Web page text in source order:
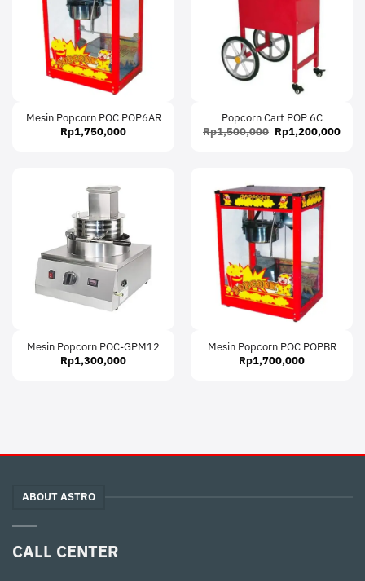
Mesin Popcorn POC POP6AR
Rp1,750,000
Popcorn Cart POP 6C
Rp1,500,000 Original
price
Rp1,200,000
Mesin Popcorn POC-GPM12
Rp1,300,000
Mesin Popcorn POC POPBR
Rp1,700,000
ABOUT ASTRO
CALL CENTER